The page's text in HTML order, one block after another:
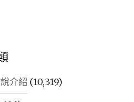
介紹 (10,319)